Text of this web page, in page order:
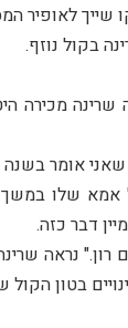
לאופיר
בקול נוזף.
שרינה מכירה
אומר בשנה
אמא שלו במשך
דבר כזה.
נראה
בטון הקול